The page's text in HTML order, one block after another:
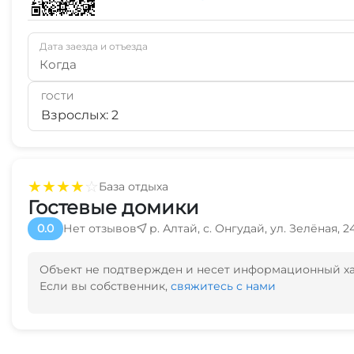
★★★★☆База отдыха
Гостевые домики
0.0 Нет отзывов р. Алтай, с. Онгудай, ул. Зелёная,
Объект не подтвержден и несет информационный
Если вы собственник, свяжитесь с нами
Дата заезда и отъезда
Когда
ГОСТИ
Взрослых: 2